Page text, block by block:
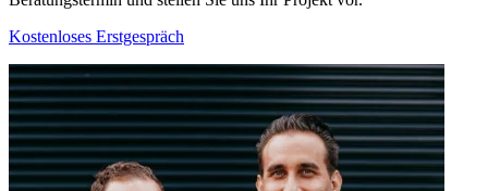
Kostenloses Erstgespräch